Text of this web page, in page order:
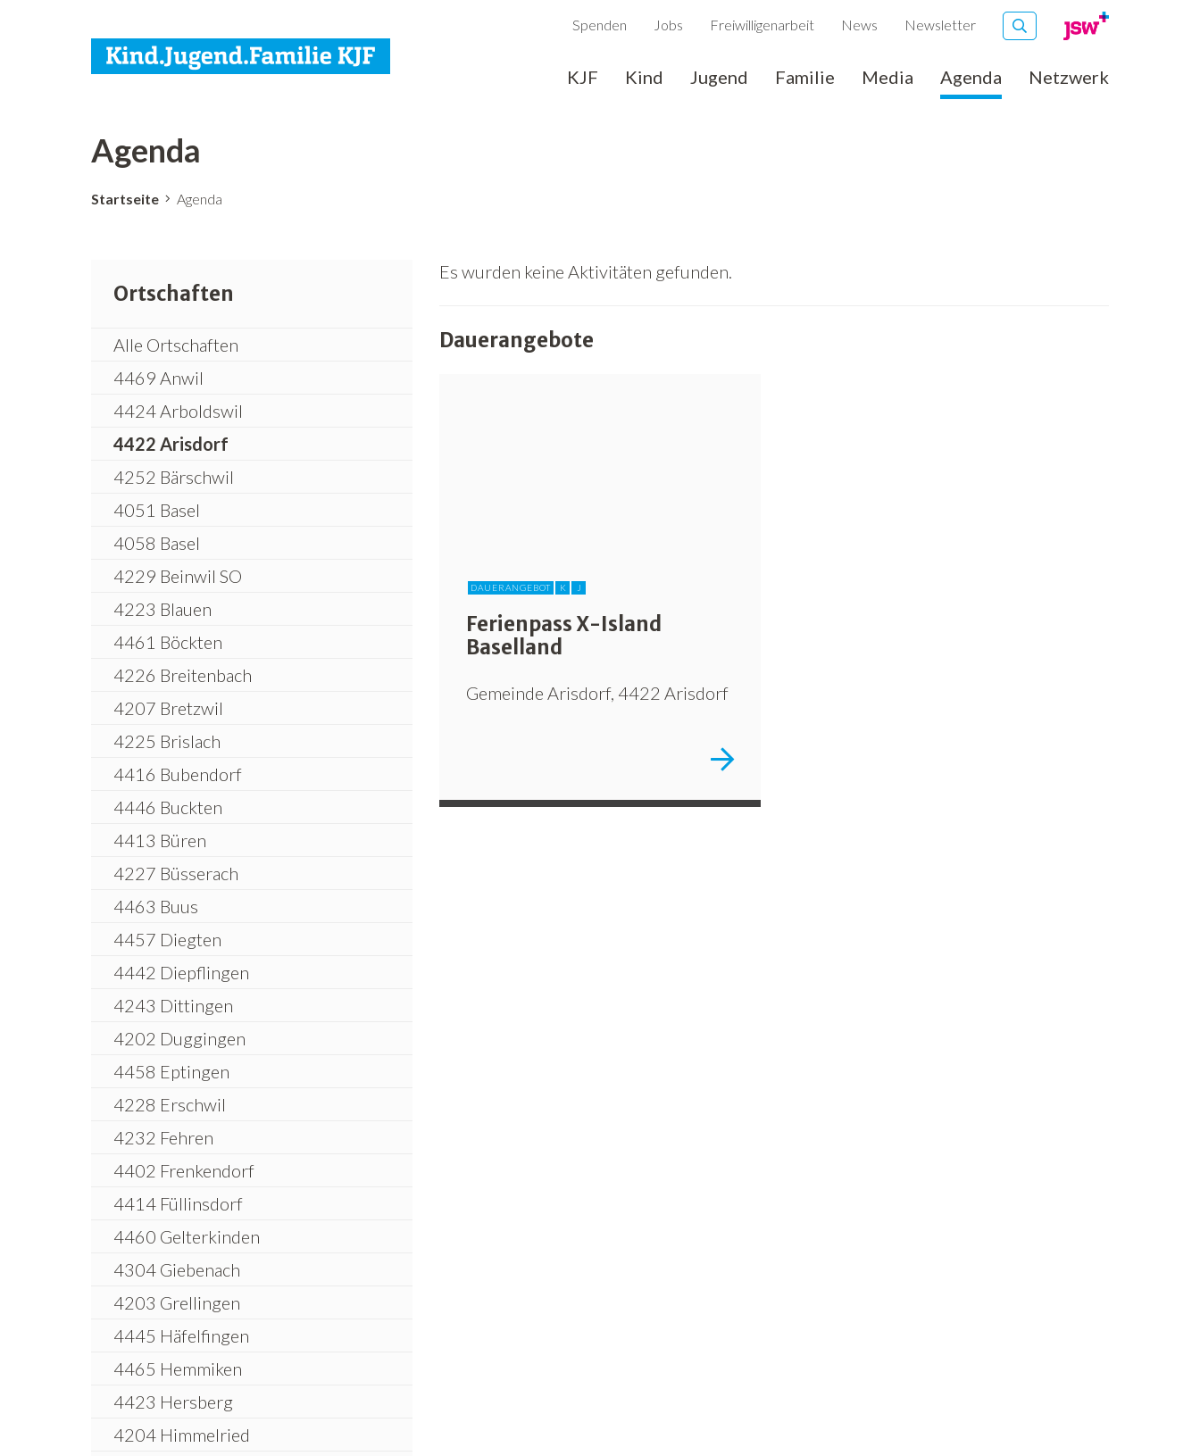
Spenden Jobs Freiwilligenarbeit News Newsletter
KJF Kind Jugend Familie Media Agenda Netzwerk
Agenda
Startseite Agenda
Ortschaften
Alle Ortschaften
4469 Anwil
4424 Arboldswil
4422 Arisdorf
4252 Bärschwil
4051 Basel
4058 Basel
4229 Beinwil SO
4223 Blauen
4461 Böckten
4226 Breitenbach
4207 Bretzwil
4225 Brislach
4416 Bubendorf
4446 Buckten
4413 Büren
4227 Büsserach
4463 Buus
4457 Diegten
4442 Diepflingen
4243 Dittingen
4202 Duggingen
4458 Eptingen
4228 Erschwil
4232 Fehren
4402 Frenkendorf
4414 Füllinsdorf
4460 Gelterkinden
4304 Giebenach
4203 Grellingen
4445 Häfelfingen
4465 Hemmiken
4423 Hersberg
4204 Himmelried
Es wurden keine Aktivitäten gefunden.
Dauerangebote
DAUERANGEBOT K J
Ferienpass X-Island
Baselland
Gemeinde Arisdorf, 4422 Arisdorf